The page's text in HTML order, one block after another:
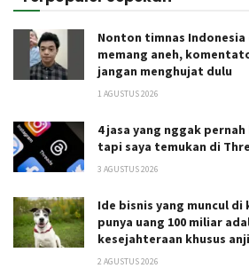
Nonton timnas Indonesia
memang aneh,
jangan menghujat dulu
1 AGUSTUS 2026
4 jasa yang nggak
tapi saya temukan di
3 AGUSTUS 2026
Ide bisnis yang muncul di
punya uang 100 miliar
kesejahteraan khusus
2 AGUSTUS 2026